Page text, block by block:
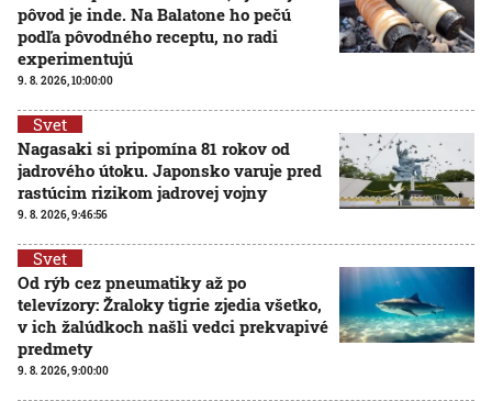
pôvod je inde. Na Balatone ho pečú
podľa pôvodného receptu, no radi
experimentujú
9. 8. 2026, 10:00:00
Svet
Nagasaki si pripomína 81 rokov od
jadrového útoku. Japonsko varuje pred
rastúcim rizikom jadrovej vojny
9. 8. 2026, 9:46:56
Svet
Od rýb cez pneumatiky až po
televízory: Žraloky tigrie zjedia všetko,
v ich žalúdkoch našli vedci prekvapivé
predmety
9. 8. 2026, 9:00:00